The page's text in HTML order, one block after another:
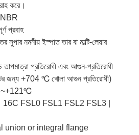
করে।
প্রবাহ
সুপার নমনীয় ইস্পাত তার বা মাল্টি-লেয়ার
তাপমাত্রা প্রতিরোধী এবং আগুন-প্রতিরোধী
জন্য +704 ℃ খোলা আগুন প্রতিরোধী)
~+121℃
16C FSL0 FSL1 FSL2 FSL3 |
union or integral flange